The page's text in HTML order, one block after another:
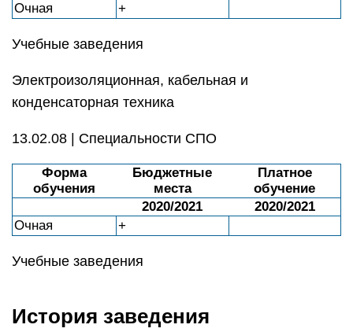
Очная
+
Учебные заведения
Электроизоляционная, кабельная и
конденсаторная техника
13.02.08 | Специальности СПО
Форма
обучения
Бюджетные
места
Платное
обучение
2020/2021
2020/2021
Очная
+
Учебные заведения
История заведения